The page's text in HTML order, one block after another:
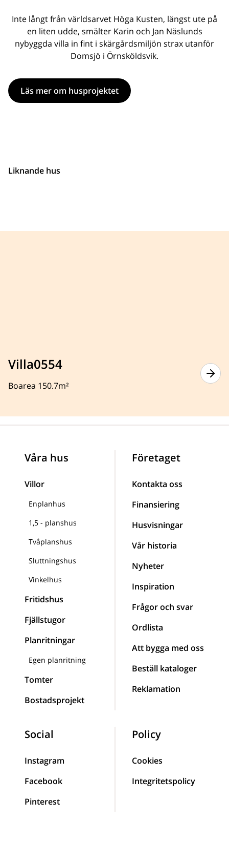
Inte långt från världsarvet Höga Kusten, längst ute på
en liten udde, smälter Karin och Jan Näslunds
nybyggda villa in fint i skärgårdsmiljön strax utanför
Domsjö i Örnsköldsvik.
Läs mer om husprojektet
Liknande hus
Villa0554
Boarea 150.7m²
Våra hus
Villor
Enplanhus
1,5 - planshus
Tvåplanshus
Sluttningshus
Vinkelhus
Fritidshus
Fjällstugor
Planritningar
Egen planritning
Tomter
Bostadsprojekt
Företaget
Kontakta oss
Finansiering
Husvisningar
Vår historia
Nyheter
Inspiration
Frågor och svar
Ordlista
Att bygga med oss
Beställ kataloger
Reklamation
Social
Instagram
Facebook
Pinterest
Policy
Cookies
Integritetspolicy